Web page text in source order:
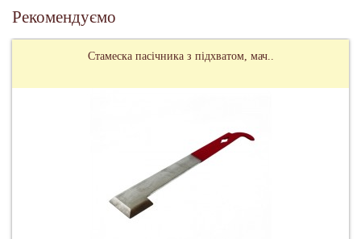
Рекомендуємо
Стамеска пасічника з підхватом, мач..